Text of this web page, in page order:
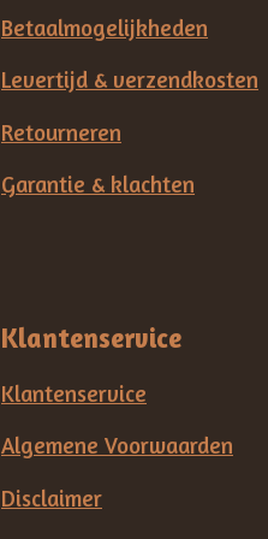
Betaalmogelijkheden
Levertijd & verzendkosten
Retourneren
Garantie & klachten
Klantenservice
Klantenservice
Algemene Voorwaarden
Disclaimer